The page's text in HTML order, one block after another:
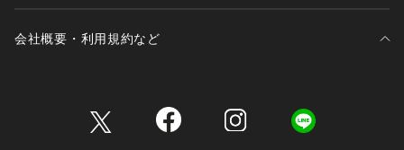
会社概要・利用規約など